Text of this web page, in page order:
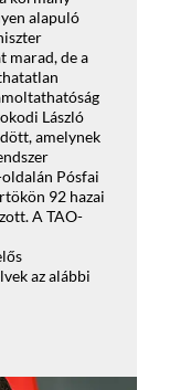
alapuló
marad, de a
László
amelynek
Pósfai
92 hazai
A TAO-
az alábbi